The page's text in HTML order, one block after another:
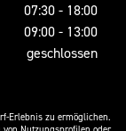
07:30 - 18:00
09:00 - 13:00
geschlossen
Erlebnis zu ermöglichen.